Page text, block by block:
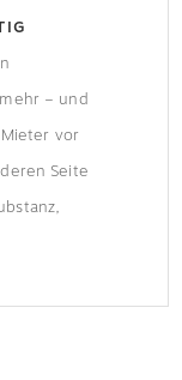
– und
vor
Seite